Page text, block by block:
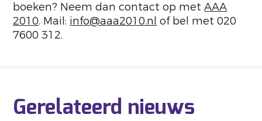
boeken? Neem dan contact op metAAA
2010. Mail: info@aaa2010.nl of bel met 020
7600 312.
Gerelateerd nieuws